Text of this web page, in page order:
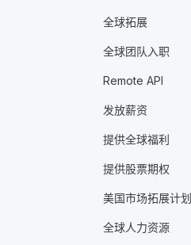
全球拓展
全球团队入职
Remote API
发放薪资
提供全球福利
提供股票期权
美国市场拓展计划
全球人力资源